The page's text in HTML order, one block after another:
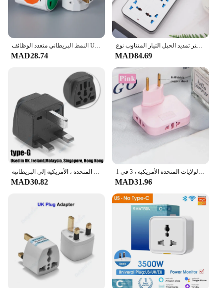
النمط البريطاني متعدد الوظائف USB محول السفر التوصيل هونغ كونغ القياسية جنوب شرق آسيا تحويل المقبس للأجهزة
MAD28.74
قوة متعددة الحنفية المكونات العالمية الاتحاد الأوروبي الولايات المتحدة المملكة المتحدة منفذ قطاع الطاقة مع 1.8 متر تمديد الحبل التيار المتناوب نوع C منفذ USB تهمة المقبس الكهربائي
MAD84.69
مقبس الطاقة شاحن محول التوصيل ، محول السفر العالمي ، المملكة المتحدة ، الاتحاد الأفريقي ، الولايات المتحدة ، الأمريكية إلى البريطانية ، SG ، بلدي ، نوع G ، الأوروبي ، الاتحاد الأوروبي إلى المملكة المتحدة ، 10A
MAD30.82
مهايئ مقبس لاسلكي صغير نحيف ، قابل للدوران بالدرجات ، محول قابس أوروبي ، متعدد المكونات ، تمديد الولايات المتحدة الأمريكية ، 3 في 1
MAD31.96